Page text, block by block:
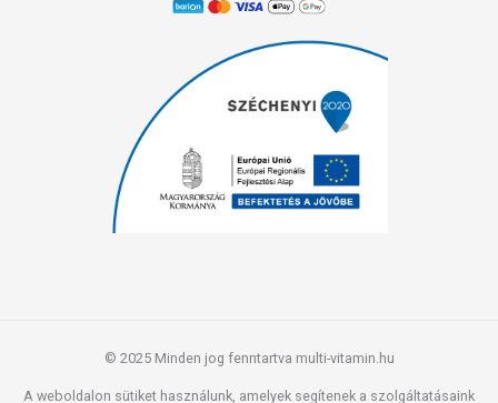
© 2025 Minden jog fenntartva multi-vitamin.hu
A weboldalon sütiket használunk, amelyek segítenek a szolgáltatásaink